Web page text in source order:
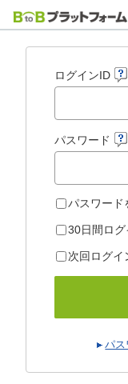
ログインID
パスワード
パスワード
30日間ロ
次回ログイ
パス